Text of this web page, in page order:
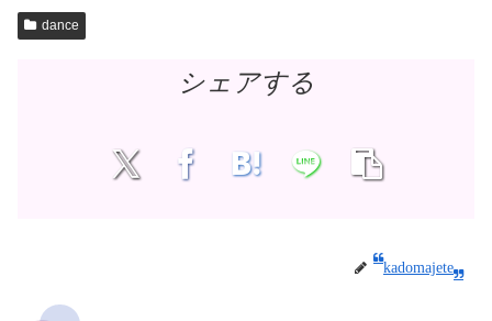
dance
シェアする
kadomajete